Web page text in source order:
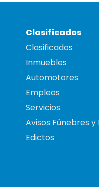
Clasificados
Clasificados
Inmuebles
Automotores
Empleos
Servicios
Avisos Fúnebres y
Edictos